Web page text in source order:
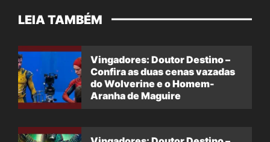
LEIA TAMBÉM
Vingadores: Doutor Destino –
Confira as duas cenas vazadas
do Wolverine e o Homem-
Aranha de Maguire